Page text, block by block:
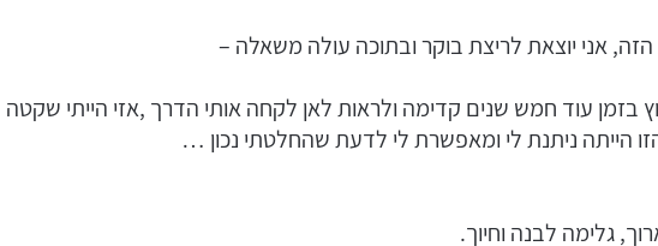
אני יוצאת לריצת בוקר ובתוכה עולה משאלה –
בזמן עוד חמש שנים קדימה ולראות לאן לקחה אותי הדרך ,אזי הייתי שקטה
הייתה ניתנת לי ומאפשרת לי לדעת שהחלטתי נכון …
גלימה לבנה וחיוך.